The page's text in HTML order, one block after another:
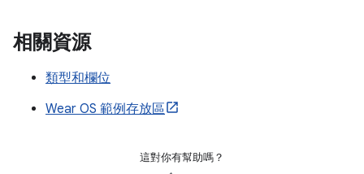
相關資源
類型和欄位
Wear OS 範例存放區
這對你有幫助嗎？